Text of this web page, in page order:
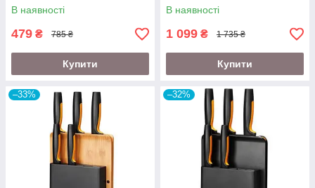
В наявності
479 ₴ 785 ₴
Купити
В наявності
1 099 ₴ 1 735 ₴
Купити
–33% –32%